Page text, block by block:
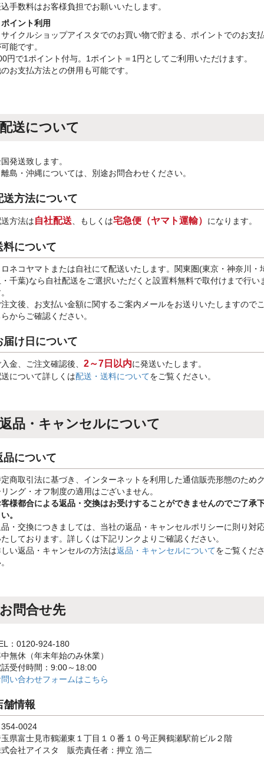
手数料はお客様負担でお願いいたします。
イント利用
イクルショップアイスタでのお買い物で貯まる、ポイントでのお支
能です。
円で1ポイント付与。1ポイント＝1円としてご利用いただけます。
お支払方法との併用も可能です。
配送について
発送致します。
島・沖縄については、別途お問合わせください。
送方法について
方法は自社配送、もしくは宅急便（ヤマト運輸） になります。
料について
ネコヤマトまたは自社にて配送いたします。関東圏(東京・神奈川・
千葉)なら自社配送をご選択いただくと設置料無料で取付けまで行い
文後、お支払い金額に関するご案内メールをお送りいたしますので
からご確認ください。
届け日について
金、ご注文確認後、 2～7日以内に発送いたします。
について詳しくは配送・送料についてをご覧ください。
返品・キャンセルについて
品について
商取引法に基づき、インターネットを利用した通信販売形態のため
ング・オフ制度の適用はございません。
様都合による返品・交換はお受けすることができませんのでご了承
。
・交換につきましては、当社の返品・キャンセルポリシーに則り対
しております。詳しくは下記リンクよりご確認ください。
い返品・キャンセルの方法は返品・キャンセルについてをご覧くだ
お問合せ先
：0120-924-180
無休（年末年始のみ休業）
受付時間：9:00～18:00
い合わせフォームはこちら
舗情報
0024
県富士見市鶴瀬東１丁目１０番１０号正興鶴瀬駅前ビル２階
会社アイスタ 販売責任者：押立 浩二